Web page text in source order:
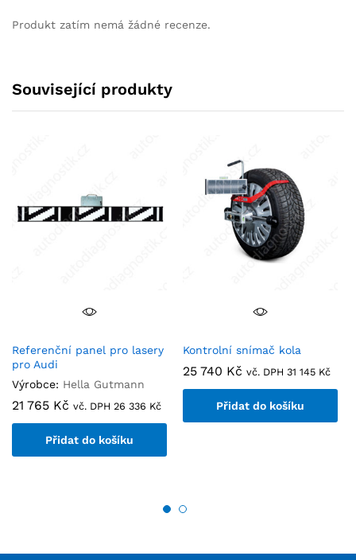
Produkt zatím nemá žádné recenze.
Související produkty
Referenční panel pro lasery
pro Audi
Výrobce: Hella Gutmann
21 765 Kč vč. DPH 26 336 Kč
Přidat do košíku
Kontrolní snímač kola
25 740 Kč vč. DPH 31 145 Kč
Přidat do košíku